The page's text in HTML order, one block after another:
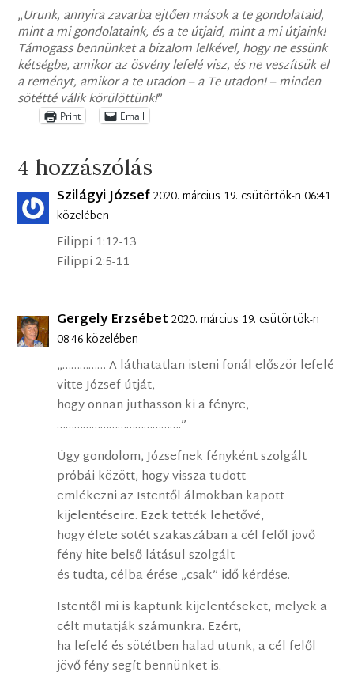
„Urunk, annyira zavarba ejtően mások a te gondolataid,
mint a mi gondolataink, és a te útjaid, mint a mi útjaink!
Támogass bennünket a bizalom lelkével, hogy ne essünk
kétségbe, amikor az ösvény lefelé visz, és ne veszítsük el
a reményt, amikor a te utadon – a Te utadon! – minden
sötétté válik körülöttünk!”
Print Email
4 hozzászólás
Szilágyi József2020. március 19. csütörtök-n 06:41
közelében
Filippi 1:12-13
Filippi 2:5-11
Gergely Erzsébet2020. március 19. csütörtök-n
08:46 közelében
„…………… A láthatatlan isteni fonál először lefelé
vitte József útját,
hogy onnan juthasson ki a fényre,
…………………………………….”
Úgy gondolom, Józsefnek fényként szolgált
próbái között, hogy vissza tudott
emlékezni az Istentől álmokban kapott
kijelentéseire. Ezek tették lehetővé,
hogy élete sötét szakaszában a cél felől jövő
fény hite belső látásul szolgált
és tudta, célba érése „csak” idő kérdése.
Istentől mi is kaptunk kijelentéseket, melyek a
célt mutatják számunkra. Ezért,
ha lefelé és sötétben halad utunk, a cél felől
jövő fény segít bennünket is.